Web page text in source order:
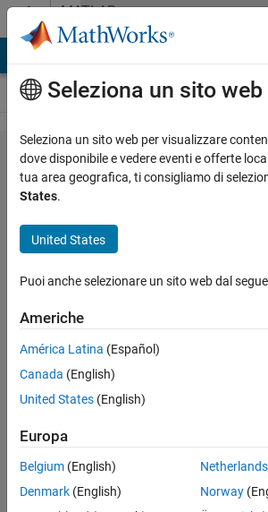
Vai al contenutoMATLAB
Answers
interpolatesolution
is giving NaN
Ibne
4 Ago
2020
Risposte
5 Ago
2020
Visualizzazioni
Seleziona un sito web
Seleziona un sito web per visualizzare
dove disponibile e vedere eventi e offerte
tua area geografica, ti consigliamo di
States.
United States
Puoi anche selezionare un sito web dal
Americhe
América Latina (Español)
Canada (English)
United States (English)
Europa
Belgium (English)
Denmark (English)
Netherlands
Norway